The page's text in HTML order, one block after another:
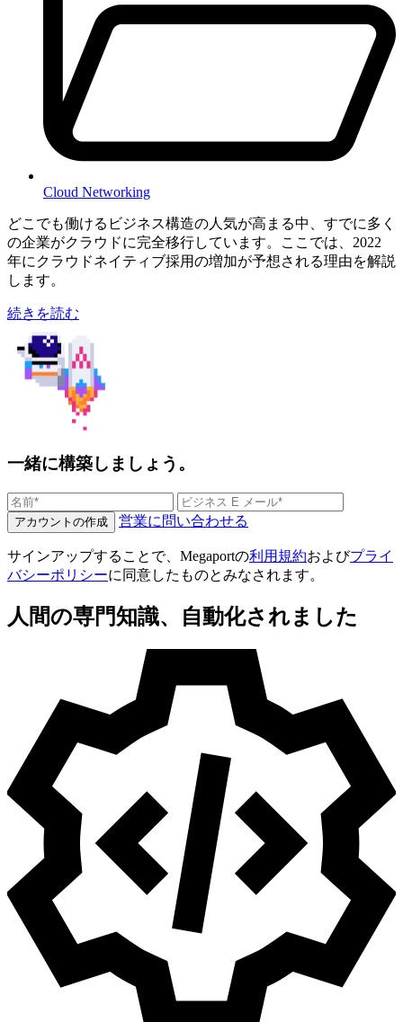
Cloud Networking
どこでも働けるビジネス構造の人気が高まる中、すでに多く
の企業がクラウドに完全移行しています。ここでは、2022
年にクラウドネイティブ採用の増加が予想される理由を解説
します。
続きを読む
一緒に構築しましょう。
アカウントの作成 営業に問い合わせる
サインアップすることで、Megaportの利用規約およびプライ
バシーポリシーに同意したものとみなされます。
人間の専門知識、自動化されました